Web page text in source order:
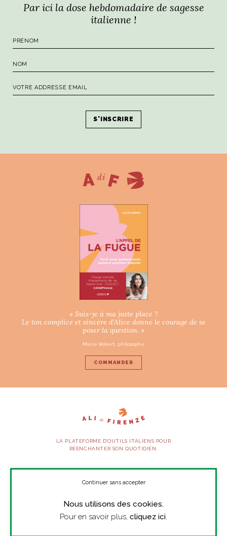
Par ici la dose hebdomadaire de sagesse
italienne !
« Suis-je à ma juste place ?
Le ton complice et sincère d’Alice donne le courage de se
poser la question. »
Marie Robert, philosophe
COMMANDER
LA PLATEFORME D’OUTILS ITALIENS POUR
RÉENCHANTER SON QUOTIDIEN.
SUIVEZ-NOUS
Nous utilisons des cookies.
Pour en savoir plus, cliquez ici.
Continuer sans accepter